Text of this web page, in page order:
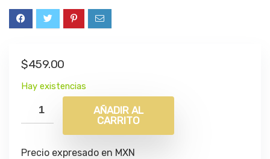
$459.00
Hay existencias
AÑADIR AL
CARRITO
Precio expresado en MXN